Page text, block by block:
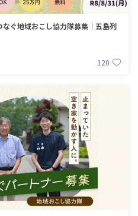
なぐ地域おこし協力隊募集｜五島列
120